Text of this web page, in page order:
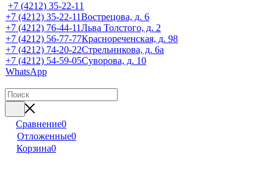
+7 (4212) 35-22-11
+7 (4212) 35-22-11Вострецова, д. 6
+7 (4212) 76-44-11Льва Толстого, д. 2
+7 (4212) 56-77-77Краснореченская, д. 98
+7 (4212) 74-20-22Стрельникова, д. 6а
+7 (4212) 54-59-05Суворова, д. 10
WhatsApp
Сравнение0
Отложенные0
Корзина0